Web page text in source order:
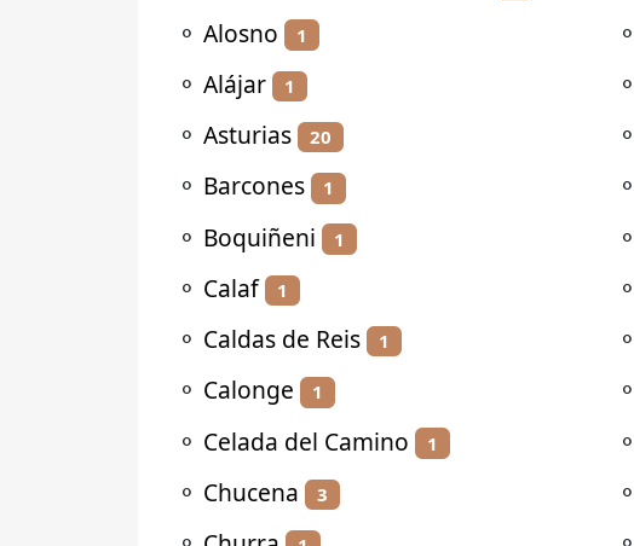
⚬ Alosno 1
⚬ Alájar 1
⚬ Asturias 20
⚬ Barcones 1
⚬ Boquiñeni 1
⚬ Calaf 1
⚬ Caldas de Reis 1
⚬ Calonge 1
⚬ Celada del Camino 1
⚬ Chucena 3
⚬
⚬
⚬
⚬
⚬
⚬
⚬
⚬
⚬
⚬